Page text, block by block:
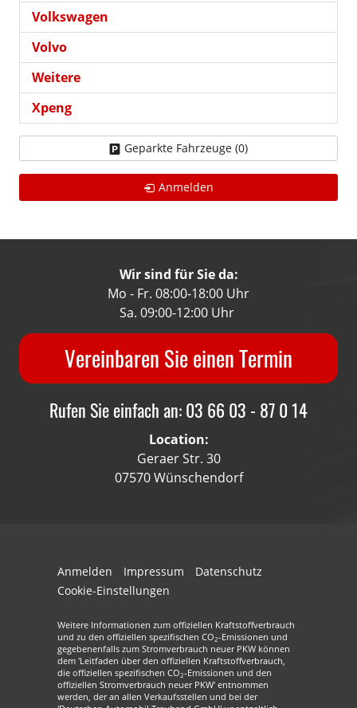
Volkswagen
Volvo
Weitere
Xpeng
Geparkte Fahrzeuge (0)
Anmelden
Wir sind für Sie da:
Mo - Fr. 08:00-18:00 Uhr
Sa. 09:00-12:00 Uhr
Vereinbaren Sie einen Termin
Rufen Sie einfach an: 03 66 03 - 87 0 14
Location:
Geraer Str. 30
07570 Wünschendorf
Anmelden Impressum
Datenschutz
Cookie-Einstellungen
Weitere Informationen zum offiziellen Kraftstoffverbrauch
und zu den offiziellen spezifischen CO2-Emissionen und
gegebenenfalls zum Stromverbrauch neuer PKW können
dem 'Leitfaden über den offiziellen Kraftstoffverbrauch,
die offiziellen spezifischen CO2-Emissionen und den
offiziellen Stromverbrauch neuer PKW' entnommen
werden, der an allen Verkaufsstellen und bei der